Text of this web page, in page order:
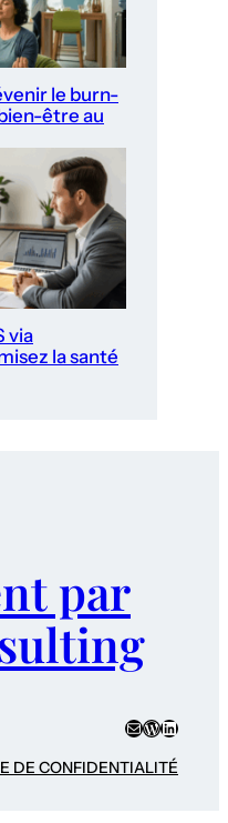
le burn-
être au
via
la santé
par
E-mail
DE CONFIDENTIALITÉ